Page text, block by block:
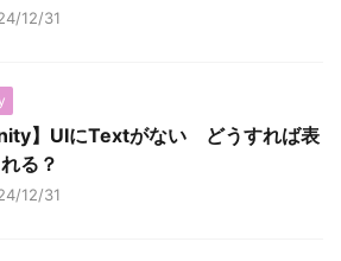
12/31
】UIにTextがない どうすれば表
る？
12/31